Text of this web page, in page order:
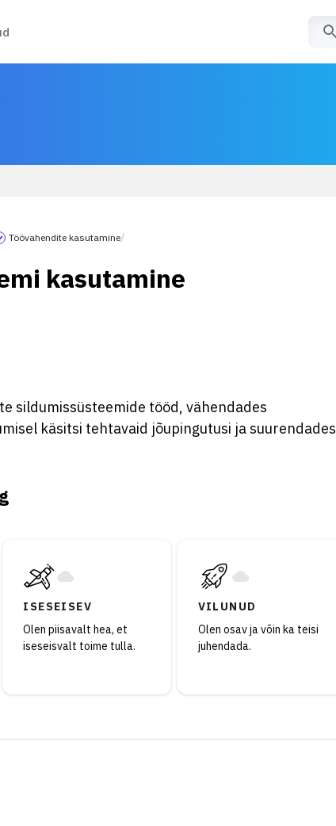
Töövahendite kasutamine/
kasutamine
sildumissüsteemide tööd, vähendades
käsitsi tehtavaid jõupingutusi ja suurendades
ISESEISEV
Olen piisavalt hea, et
iseseisvalt toime tulla.
VILUNUD
Olen osav ja võin ka teisi
juhendada.